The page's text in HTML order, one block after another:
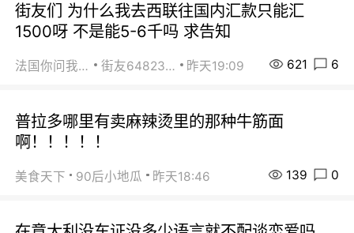
街友们 为什么我去西联往国内汇款只能汇
1500呀 不是能5-6千吗 求告知
法国你问我答 街友64823891 昨天19:09 621 6
普拉多哪里有卖麻辣烫里的那种牛筋面
啊！！！！！
美食天下 90后小地瓜 昨天18:46 139 0